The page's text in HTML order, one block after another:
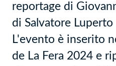
reportage di
di Salvatore Luperto
L'evento è inserito
de La Fera 2024 e